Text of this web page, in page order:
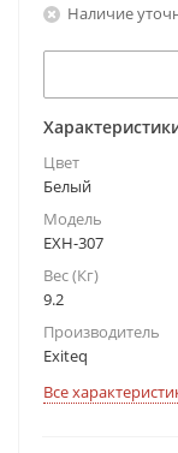
Наличие
Цвет
Белый
Модель
EXH-307
Вес (Кг)
9.2
Производитель
Exiteq
Все